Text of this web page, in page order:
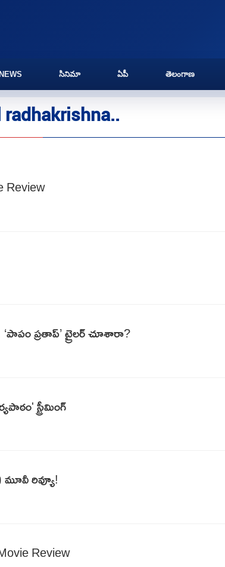
NEWS సినిమా ఏపీ తెలంగాణ
radhakrishna..
Review
ప్రతాప్’ ట్రైలర్ చూశారా?
స్ట్రీమింగ్
రివ్యూ!
Review